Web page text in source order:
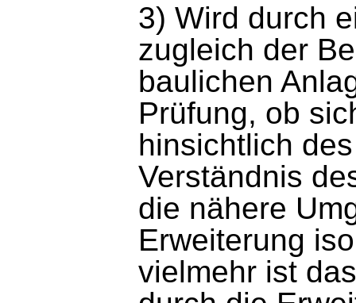
3) Wird durch
zugleich der
baulichen
Prüfung, ob
hinsichtlich
Verständnis
die nähere
Erweiterung
vielmehr ist